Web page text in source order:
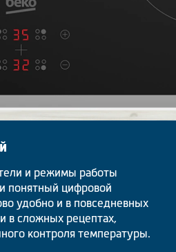
и режимы работы
понятный цифровой
удобно и в повседневных
в сложных рецептах,
контроля температуры.